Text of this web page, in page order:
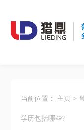
当前位置： 主页 >
学历包括哪些?